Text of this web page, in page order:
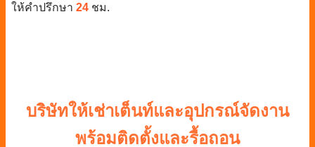
ให้คำปรึกษา 24 ชม.
บริษัทให้เช่าเต็นท์และอุปกรณ์จัดงาน
พร้อมติดตั้งและรื้อถอน